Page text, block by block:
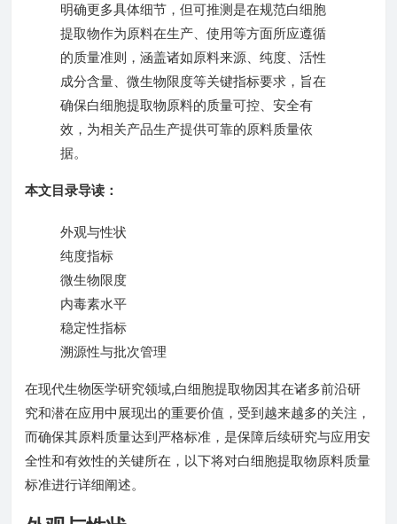
明确更多具体细节，但可推测是在规范白细胞
提取物作为原料在生产、使用等方面所应遵循
的质量准则，涵盖诸如原料来源、纯度、活性
成分含量、微生物限度等关键指标要求，旨在
确保白细胞提取物原料的质量可控、安全有
效，为相关产品生产提供可靠的原料质量依
据。
本文目录导读：
外观与性状
纯度指标
微生物限度
内毒素水平
稳定性指标
溯源性与批次管理
在现代生物医学研究领域,白细胞提取物因其在诸多前沿研
究和潜在应用中展现出的重要价值，受到越来越多的关注，
而确保其原料质量达到严格标准，是保障后续研究与应用安
全性和有效性的关键所在，以下将对白细胞提取物原料质量
标准进行详细阐述。